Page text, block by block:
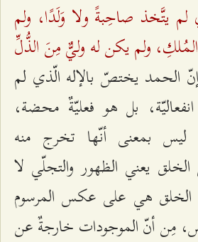
لم يتَّخذ صاحِبةً ولا وَلَدًا، ولم
ولم يكن له وليٌّ مِنَ الذُّلِّ
الحمد يختصّ بالإله الّذي لم
بل هو فعليّةٌ محضة،
ليس بمعنى أنّها تخرج منه
يعني الظهور والتجلّي لا
الخلق هي على عكس المرسوم
مِن أنّ الموجودات خارجةٌ عن